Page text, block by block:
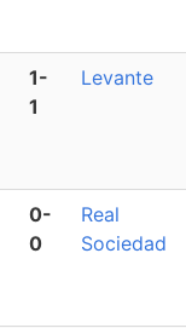
1-
1
Levante
0-
0
Real
Sociedad